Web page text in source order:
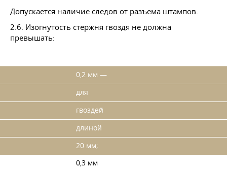
Допускается наличие следов от разъема штампов.
2.6. Изогнутость стержня гвоздя не должна
превышать:
0,2 мм —
для
гвоздей
длиной
20 мм;
0,3 мм